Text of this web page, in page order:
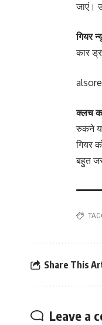
जाएं।
गियर
कार
क्लच
रुकने
गियर
बहुत
Share This
Leave a